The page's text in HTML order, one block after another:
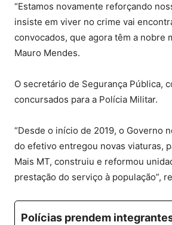
“Estamos novamente reforçando
insiste em viver no crime vai
convocados, que agora têm a nobre
Mauro Mendes.
O secretário de Segurança Pública,
concursados para a Polícia Militar.
“Desde o início de 2019, o Governo
do efetivo entregou novas viaturas,
Mais MT, construiu e reformou
prestação do serviço à população”,
Polícias prendem